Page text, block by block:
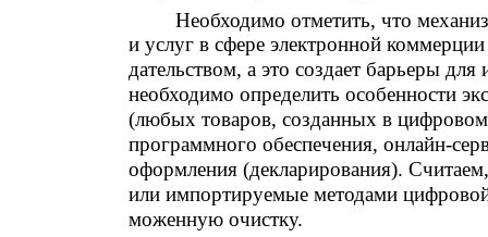
Необходимо отметить, что
и услуг в сфере электронной
дательством, а это создает барьеры
необходимо определить особенности
(любых товаров, созданных в
программного обеспечения, онлайн-
оформления (декларирования).
или импортируемые методами
моженную очистку.